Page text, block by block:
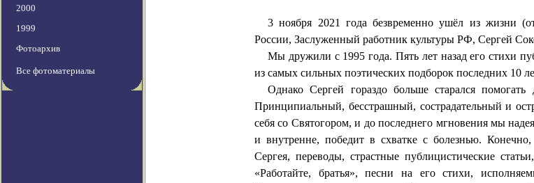
2000
1999
Фотоархив
Все фотоматериалы
3 ноября 2021 года безвременно ушёл из жизни
России, Заслуженный работник культуры РФ, Сергей
Мы дружили с 1995 года. Пять лет назад его стихи
из самых сильных поэтических подборок последних 10
Однако Сергей гораздо больше старался помогать
Принципиальный, бесстрашный, сострадательный и
себя со Святогором, и до последнего мгновения мы
и внутренне, победит в схватке с болезнью. Конечно,
Сергея, переводы, страстные публицистические
«Работайте, братья», песни на его стихи,